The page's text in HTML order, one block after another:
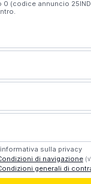
sulla privacy
di navigazione
generali di